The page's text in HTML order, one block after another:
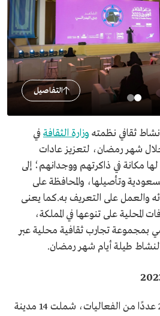
التفاصيل
ثقافي نظمته وزارة الثقافة في
شهر رمضان، لتعزيز عادات
مكانة في ذاكرتهم ووجدانهم؛ إلى
وتأصيلها، والمحافظة على
والعمل على التعريف به.كما يعنى
على تنوعها في المملكة،
بمجموعة تجارب ثقافية محلية عبر
طيلة أيام شهر رمضان.
تضمن موسم رمضان 2023 عددًا من الفعاليات، شملت 14 مدينة